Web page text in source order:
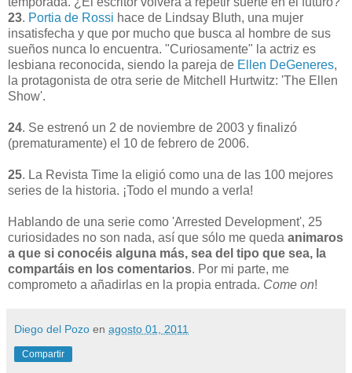
23. Portia de Rossi hace de Lindsay Bluth, una mujer
insatisfecha y que por mucho que busca al hombre de sus
sueños nunca lo encuentra. "Curiosamente" la actriz es
lesbiana reconocida, siendo la pareja de Ellen DeGeneres,
la protagonista de otra serie de Mitchell Hurtwitz: 'The Ellen
Show'.
24. Se estrenó un 2 de noviembre de 2003 y finalizó
(prematuramente) el 10 de febrero de 2006.
25. La Revista Time la eligió como una de las 100 mejores
series de la historia. ¡Todo el mundo a verla!
Hablando de una serie como 'Arrested Development', 25
curiosidades no son nada, así que sólo me queda animaros
a que si conocéis alguna más, sea del tipo que sea, la
compartáis en los comentarios. Por mi parte, me
comprometo a añadirlas en la propia entrada. Come on!
Diego del Pozo en agosto 01, 2011
Compartir